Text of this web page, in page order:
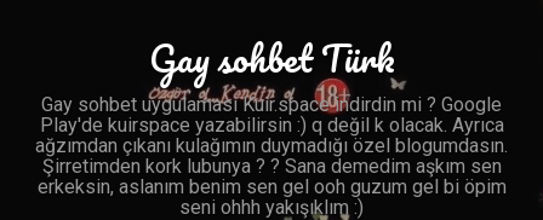
Gay sohbet Türk
Gay sohbet uygulaması Kuir.space indirdin mi ? Google
Play'de kuirspace yazabilirsin :) q değil k olacak. Ayrıca
ağzımdan çıkanı kulağımın duymadığı özel blogumdasın.
Şirretimden kork lubunya ? ? Sana demedim aşkım sen
erkeksin, aslanım benim sen gel ooh guzum gel bi öpim
seni ohhh yakışıklım :)